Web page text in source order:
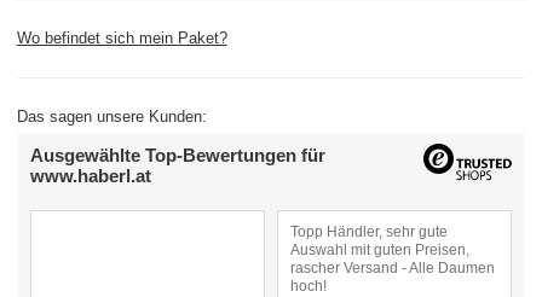
Wo befindet sich mein Paket?
Das sagen unsere Kunden:
Ausgewählte Top-Bewertungen für
www.haberl.at
Topp Händler, sehr gute
Auswahl mit guten Preisen,
rascher Versand - Alle Daumen
hoch!